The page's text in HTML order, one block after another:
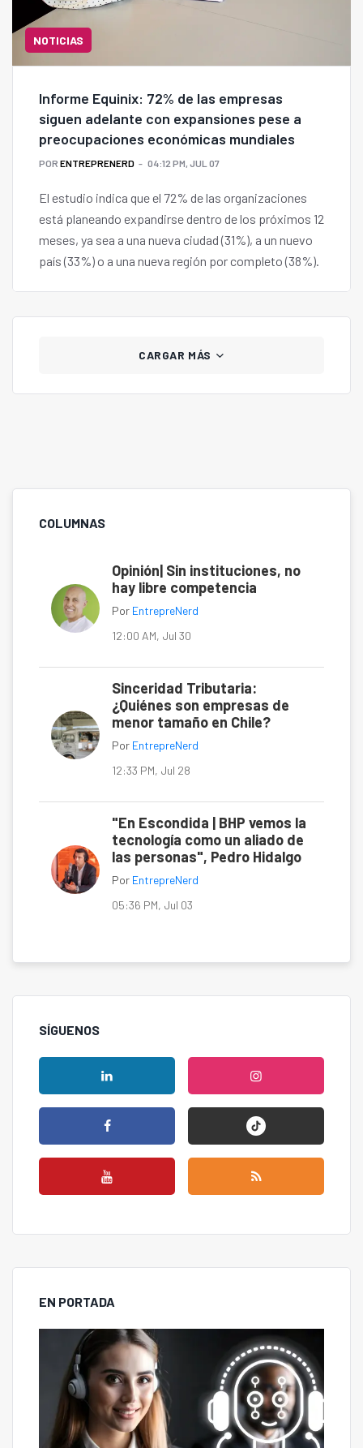
NOTICIAS
Informe Equinix: 72% de las empresas
siguen adelante con expansiones pese a
preocupaciones económicas mundiales
POR ENTREPRENERD 04:12 PM, JUL 07
El estudio indica que el 72% de las organizaciones
está planeando expandirse dentro de los próximos 12
meses, ya sea a una nueva ciudad (31%), a un nuevo
país (33%) o a una nueva región por completo (38%).
CARGAR MÁS
COLUMNAS
Opinión| Sin instituciones, no
hay libre competencia
Por EntrepreNerd
12:00 AM, Jul 30
Sinceridad Tributaria:
¿Quiénes son empresas de
menor tamaño en Chile?
Por EntrepreNerd
12:33 PM, Jul 28
"En Escondida | BHP vemos la
tecnología como un aliado de
las personas", Pedro Hidalgo
Por EntrepreNerd
05:36 PM, Jul 03
SÍGUENOS
EN PORTADA